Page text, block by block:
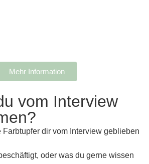
Mehr Information
vom Interview
dir vom Interview geblieben
oder was du gerne wissen